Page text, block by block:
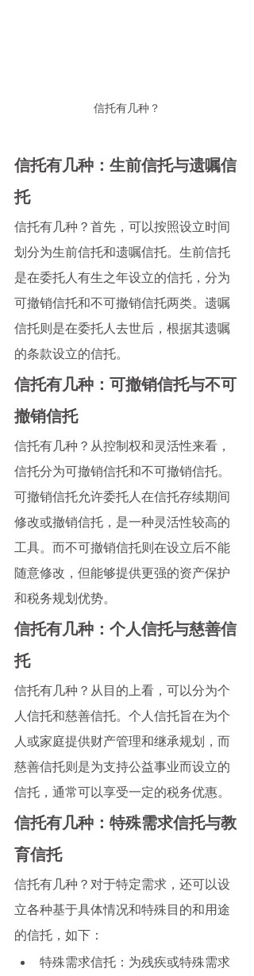
信托有几种？
信托有几种：生前信托与遗嘱信
托
信托有几种？首先，可以按照设立时间
划分为生前信托和遗嘱信托。生前信托
是在委托人有生之年设立的信托，分为
可撤销信托和不可撤销信托两类。遗嘱
信托则是在委托人去世后，根据其遗嘱
的条款设立的信托。
信托有几种：可撤销信托与不可
撤销信托
信托有几种？从控制权和灵活性来看，
信托分为可撤销信托和不可撤销信托。
可撤销信托允许委托人在信托存续期间
修改或撤销信托，是一种灵活性较高的
工具。而不可撤销信托则在设立后不能
随意修改，但能够提供更强的资产保护
和税务规划优势。
信托有几种：个人信托与慈善信
托
信托有几种？从目的上看，可以分为个
人信托和慈善信托。个人信托旨在为个
人或家庭提供财产管理和继承规划，而
慈善信托则是为支持公益事业而设立的
信托，通常可以享受一定的税务优惠。
信托有几种：特殊需求信托与教
育信托
信托有几种？对于特定需求，还可以设
立各种基于具体情况和特殊目的和用途
的信托，如下：
特殊需求信托：为残疾或特殊需求